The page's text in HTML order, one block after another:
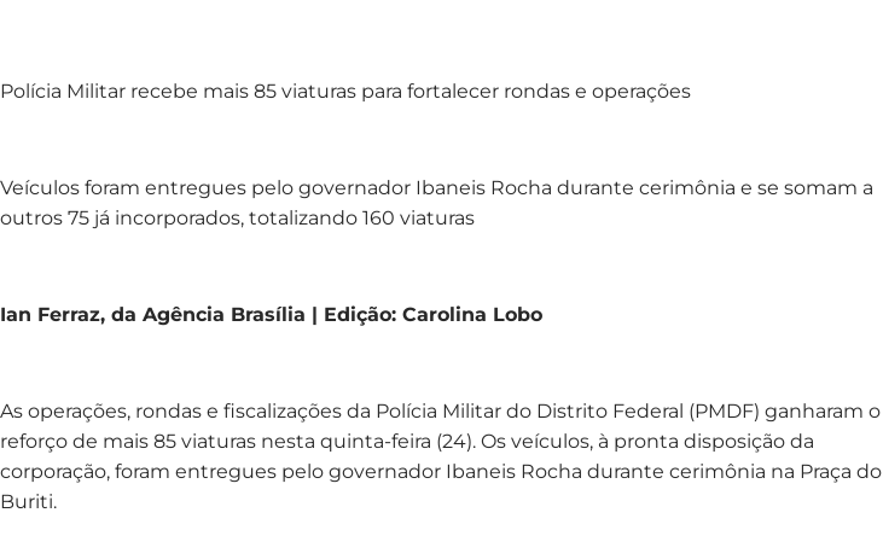
Polícia Militar recebe mais 85 viaturas para fortalecer rondas e operações
Veículos foram entregues pelo governador Ibaneis Rocha durante cerimônia e se somam a
outros 75 já incorporados, totalizando 160 viaturas
Ian Ferraz, da Agência Brasília | Edição: Carolina Lobo
As operações, rondas e fiscalizações da Polícia Militar do Distrito Federal (PMDF) ganharam o
reforço de mais 85 viaturas nesta quinta-feira (24). Os veículos, à pronta disposição da
corporação, foram entregues pelo governador Ibaneis Rocha durante cerimônia na Praça do
Buriti.